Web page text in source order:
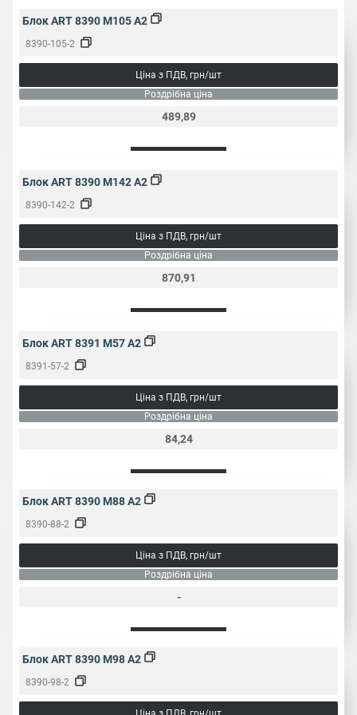
Блок ART 8390 M105 A2
8390-105-2
Ціна з ПДВ, грн/шт
Роздрібна ціна
489,89
Блок ART 8390 M142 A2
8390-142-2
Ціна з ПДВ, грн/шт
Роздрібна ціна
870,91
Блок ART 8391 M57 A2
8391-57-2
Ціна з ПДВ, грн/шт
Роздрібна ціна
84,24
Блок ART 8390 M88 A2
8390-88-2
Ціна з ПДВ, грн/шт
Роздрібна ціна
-
Блок ART 8390 M98 A2
8390-98-2